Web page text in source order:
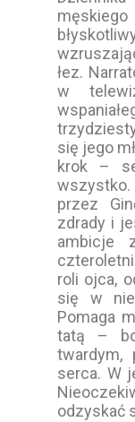
łez.
w
się jego
krok –
przez
zdrady i
ambicje
roli ojca,
się w
Pomaga
tatą –
twardym,
serca. W
odzyskać